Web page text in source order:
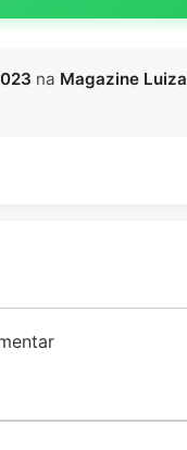
na Magazine Luiza